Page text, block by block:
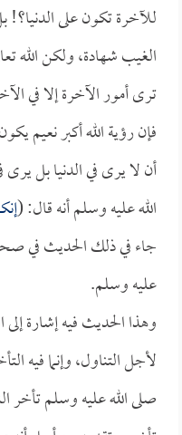
للآخرة تكون على
الغيب شهادة، ولكن الله
ترى أمور الآخرة إلا في
فإن رؤية الله أكبر نعيم
أن لا يرى في الدنيا بل
الله عليه وسلم أنه قال: (
جاء في ذلك الحديث في
عليه وسلم.
وهذا الحديث فيه إشارة إلى
لأجل التناول، وإنما فيه
صلى الله عليه وسلم تأخر